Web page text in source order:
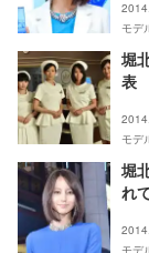
モデ
堀
表
モデ
堀
れ
モデ